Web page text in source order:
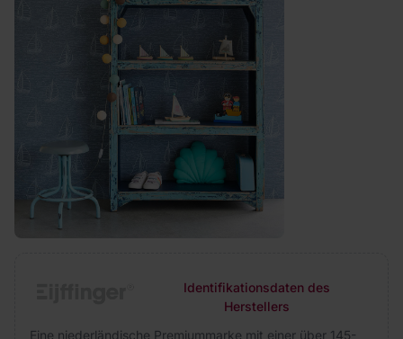
Identifikationsdaten des
Herstellers
Eine niederländische Premiummarke mit einer über 145-